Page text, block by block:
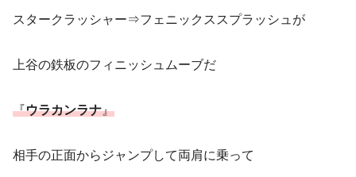
スタークラッシャー⇒フェニックススプラッシュが
上谷の鉄板のフィニッシュムーブだ
『ウラカンラナ』
相手の正面からジャンプして両肩に乗って